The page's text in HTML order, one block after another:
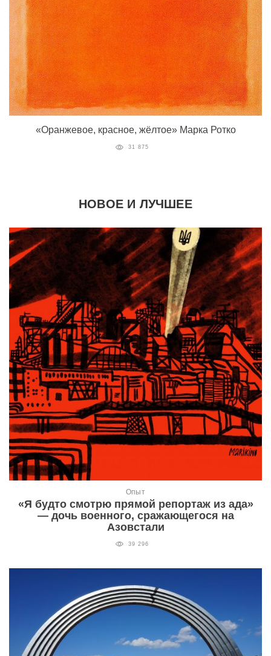
«Оранжевое, красное, жёлтое» Марка Ротко
31 875
НОВОЕ И ЛУЧШЕЕ
Опыт
«Я будто смотрю прямой репортаж из ада»
— дочь военного, сражающегося на
Азовстали
39 296